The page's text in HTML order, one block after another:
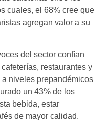
cuales, el 68% cree que
agregan valor a su
del sector confían
restaurantes y
niveles prepandémicos
un 43% de los
bebida, estar
de mayor calidad.